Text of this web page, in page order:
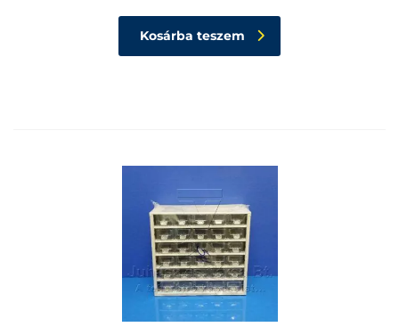
Kosárba teszem